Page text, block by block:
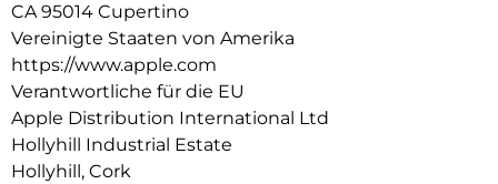
CA 95014 Cupertino
Vereinigte Staaten von Amerika
https://www.apple.com
Verantwortliche für die EU
Apple Distribution International Ltd
Hollyhill Industrial Estate
Hollyhill, Cork